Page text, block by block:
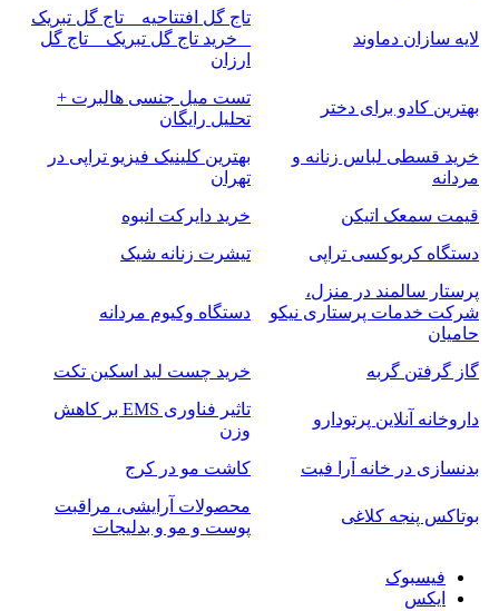
لایه سازان دماوند
تاج گل افتتاحیه _ تاج گل تبریک
_ خرید تاج گل تبریک _ تاج گل
ارزان
بهترین کادو برای دختر
تست میل جنسی هالبرت +
تحلیل رایگان
خرید قسطی لباس زنانه و
مردانه
بهترین کلینیک فیزیو تراپی در
تهران
قیمت سمعک اتیکن
خرید دایرکت انبوه
دستگاه کربوکسی تراپی
تیشرت زنانه شیک
پرستار سالمند در منزل،
شرکت خدمات پرستاری نیکو
حامیان
دستگاه وکیوم مردانه
گاز گرفتن گربه خرید چست لید اسکین تکت
داروخانه آنلاین پرتودارو
تاثیر فناوری EMS بر کاهش
وزن
بدنسازی در خانه آرا فیت
کاشت مو در کرج
بوتاکس پنجه کلاغی
محصولات آرایشی، مراقبت
پوست و مو و بدلیجات
فیسبوک
ایکس